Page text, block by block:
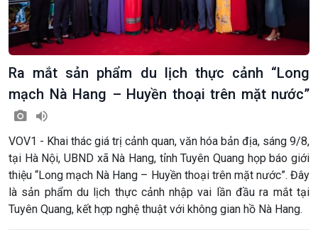
Ra mắt sản phẩm du lịch thực cảnh “Long
mạch Nà Hang – Huyền thoại trên mặt nước”
VOV1 - Khai thác giá trị cảnh quan, văn hóa bản địa, sáng 9/8,
tại Hà Nội, UBND xã Nà Hang, tỉnh Tuyên Quang họp báo giới
thiệu “Long mạch Nà Hang – Huyền thoại trên mặt nước”. Đây
là sản phẩm du lịch thực cảnh nhập vai lần đầu ra mắt tại
Tuyên Quang, kết hợp nghệ thuật với không gian hồ Nà Hang.